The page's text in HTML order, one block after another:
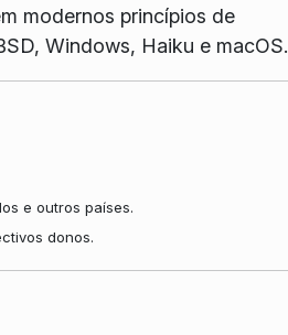
modernos princípios de
Windows, Haiku e macOS.
e outros países.
donos.